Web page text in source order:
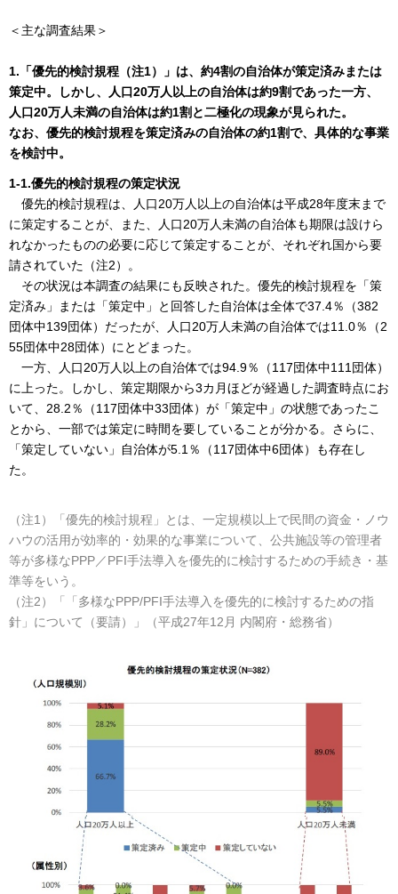
＜主な調査結果＞
1.「優先的検討規程（注1）」は、約4割の自治体が策定済みまたは
策定中。しかし、人口20万人以上の自治体は約9割であった一方、
人口20万人未満の自治体は約1割と二極化の現象が見られた。
なお、優先的検討規程を策定済みの自治体の約1割で、具体的な事業
を検討中。
1-1.優先的検討規程の策定状況
優先的検討規程は、人口20万人以上の自治体は平成28年度末まで
に策定することが、また、人口20万人未満の自治体も期限は設けら
れなかったものの必要に応じて策定することが、それぞれ国から要
請されていた（注2）。
その状況は本調査の結果にも反映された。優先的検討規程を「策
定済み」または「策定中」と回答した自治体は全体で37.4％（382
団体中139団体）だったが、人口20万人未満の自治体では11.0％（2
55団体中28団体）にとどまった。
一方、人口20万人以上の自治体では94.9％（117団体中111団体）
に上った。しかし、策定期限から3カ月ほどが経過した調査時点にお
いて、28.2％（117団体中33団体）が「策定中」の状態であったこ
とから、一部では策定に時間を要していることが分かる。さらに、
「策定していない」自治体が5.1％（117団体中6団体）も存在し
た。
（注1）「優先的検討規程」とは、一定規模以上で民間の資金・ノウ
ハウの活用が効率的・効果的な事業について、公共施設等の管理者
等が多様なPPP／PFI手法導入を優先的に検討するための手続き・基
準等をいう。
（注2）「「多様なPPP/PFI手法導入を優先的に検討するための指
針」について（要請）」（平成27年12月 内閣府・総務省）